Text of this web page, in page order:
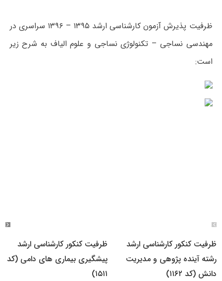
ظرفیت پذیرش آزمون کارشناسی ارشد ۱۳۹۵ – ۱۳۹۶ سراسری در
مهندسی نساجی – تکنولوژی نساجی و علوم الیاف به شرح زیر
است:
ظرفیت کنکور کارشناسی ارشد
رشته آینده پژوهی و مدیریت
دانش (کد ۱۱۶۲)
ظرفیت کنکور کارشناسی ارشد
پیشگیری بیماری های دامی (کد
۱۵۱۱)